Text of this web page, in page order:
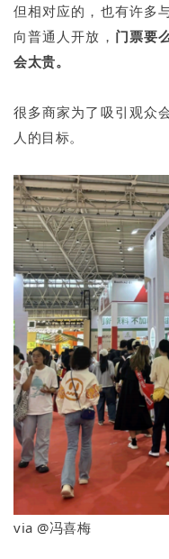
但相对应的，也有许多
向普通人开放， 门票要
会太贵。
很多商家为了吸引观众
人的目标。
via @冯喜梅